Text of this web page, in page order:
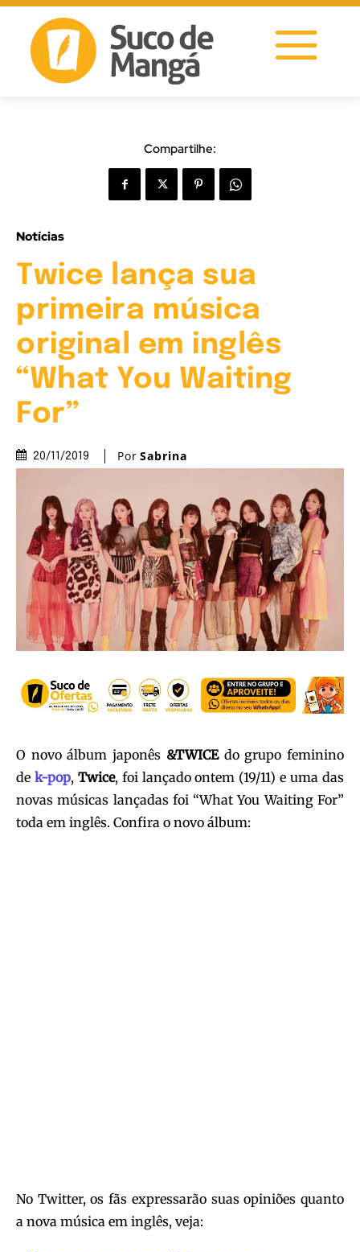
Compartilhe:
Notícias
Twice lança sua
primeira música
original em inglês
“What You Waiting
For”
20/11/2019 Por Sabrina
O novo álbum japonês &TWICE do grupo feminino
de k-pop, Twice, foi lançado ontem (19/11) e uma das
novas músicas lançadas foi “What You Waiting For”
toda em inglês. Confira o novo álbum:
No Twitter, os fãs expressarão suas opiniões quanto
a nova música em inglês, veja: